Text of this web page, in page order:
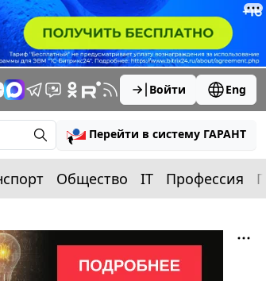
Войти Eng
Перейти в систему ГАРАНТ
Общество IT Профессия